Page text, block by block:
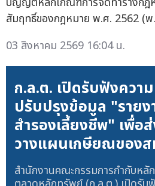
สัมฤทธิ์ของกฎหมาย พ.ศ. 2562 (พ
03 สิงหาคม 2569 16:04 น.
ก.ล.ต. เปิดรับฟังควา
ปรับปรุงข้อมูล "รายง
สำรองเลี้ยงชีพ" เพื่อ
วางแผนเกษียณของ
สำนักงานคณะกรรมการกำกับหลั